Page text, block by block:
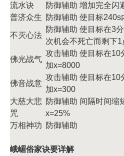
流水诀
防御辅助 增加完全闪
普济众生 防御辅助 使目标
不灭心法
防御辅助 使目标在3
次机会不死亡而剩下
佛光战气
攻击辅助 使目标在10
加x=8000
佛音战意
攻击辅助 使目标在10
加x=300
大慈大悲
咒
防御辅助 间隔时间缩
x=25%
万相神功 防御辅助
峨嵋俗家诀要详解